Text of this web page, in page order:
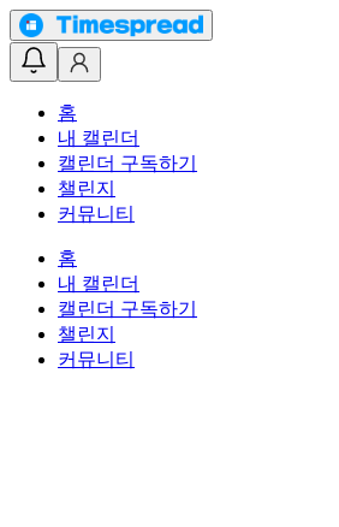
홈
내 캘린더
캘린더 구독하기
챌린지
커뮤니티
홈
내 캘린더
캘린더 구독하기
챌린지
커뮤니티